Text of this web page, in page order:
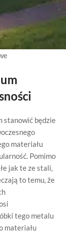
stanowić będzie
materiału
Pomimo
jak te ze stali,
to temu, że
tego metalu
materiału